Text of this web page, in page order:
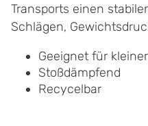
Transports einen
Schlägen,
Geeignet für
Stoßdämpfend
Recycelbar